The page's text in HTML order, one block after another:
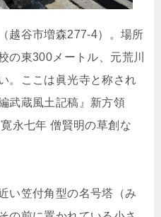
越谷市増森277-4）。場所
の東300メートル、元荒川
。ここは眞光寺と称され
武蔵風土記稿』新方領
永七年 僧賢明の草創な
い笠付角型の名号塔（み